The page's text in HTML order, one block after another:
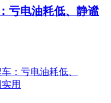
亏电油耗低、静谧